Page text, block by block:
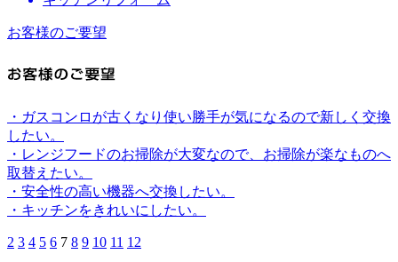
お客様のご要望
・ガスコンロが古くなり使い勝手が気になるので新しく交換
したい。
・レンジフードのお掃除が大変なので、お掃除が楽なものへ
取替えたい。
・安全性の高い機器へ交換したい。
・キッチンをきれいにしたい。
2 3 4 5 6 7 8 9 10 11 12